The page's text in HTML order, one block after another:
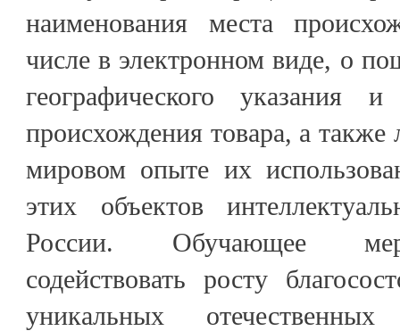
наименования места
числе в электронном виде, о
географического указания
происхождения товара, а также
мировом опыте их
этих объектов
России. Обучающее
содействовать росту
уникальных